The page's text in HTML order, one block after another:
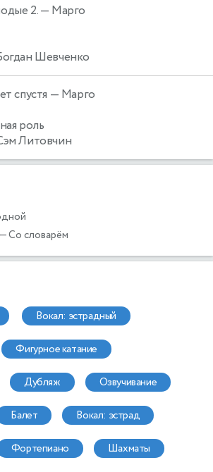
2.— Марго
Шевченко
спустя — Марго
роль
Литовчин
— Со словарём
вокал: эстрадный
фигурное катание
дубляж озвучивание
балет вокал: эстрад
фортепиано шахматы